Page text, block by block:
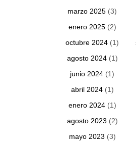
marzo 2025 (3)
enero 2025(2)
octubre 2024 (1)
agosto 2024(1)
junio 2024 (1)
abril 2024(1)
enero 2024(1)
agosto 2023 (2)
mayo 2023 (3)